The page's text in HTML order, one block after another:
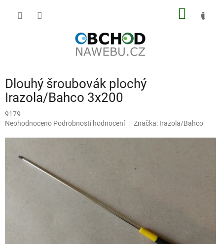
Dlouhý šroubovák plochý
Irazola/Bahco 3x200
9179
Průměrné
z
Neohodnoceno Podrobnosti hodnocení Značka: Irazola/Bahco